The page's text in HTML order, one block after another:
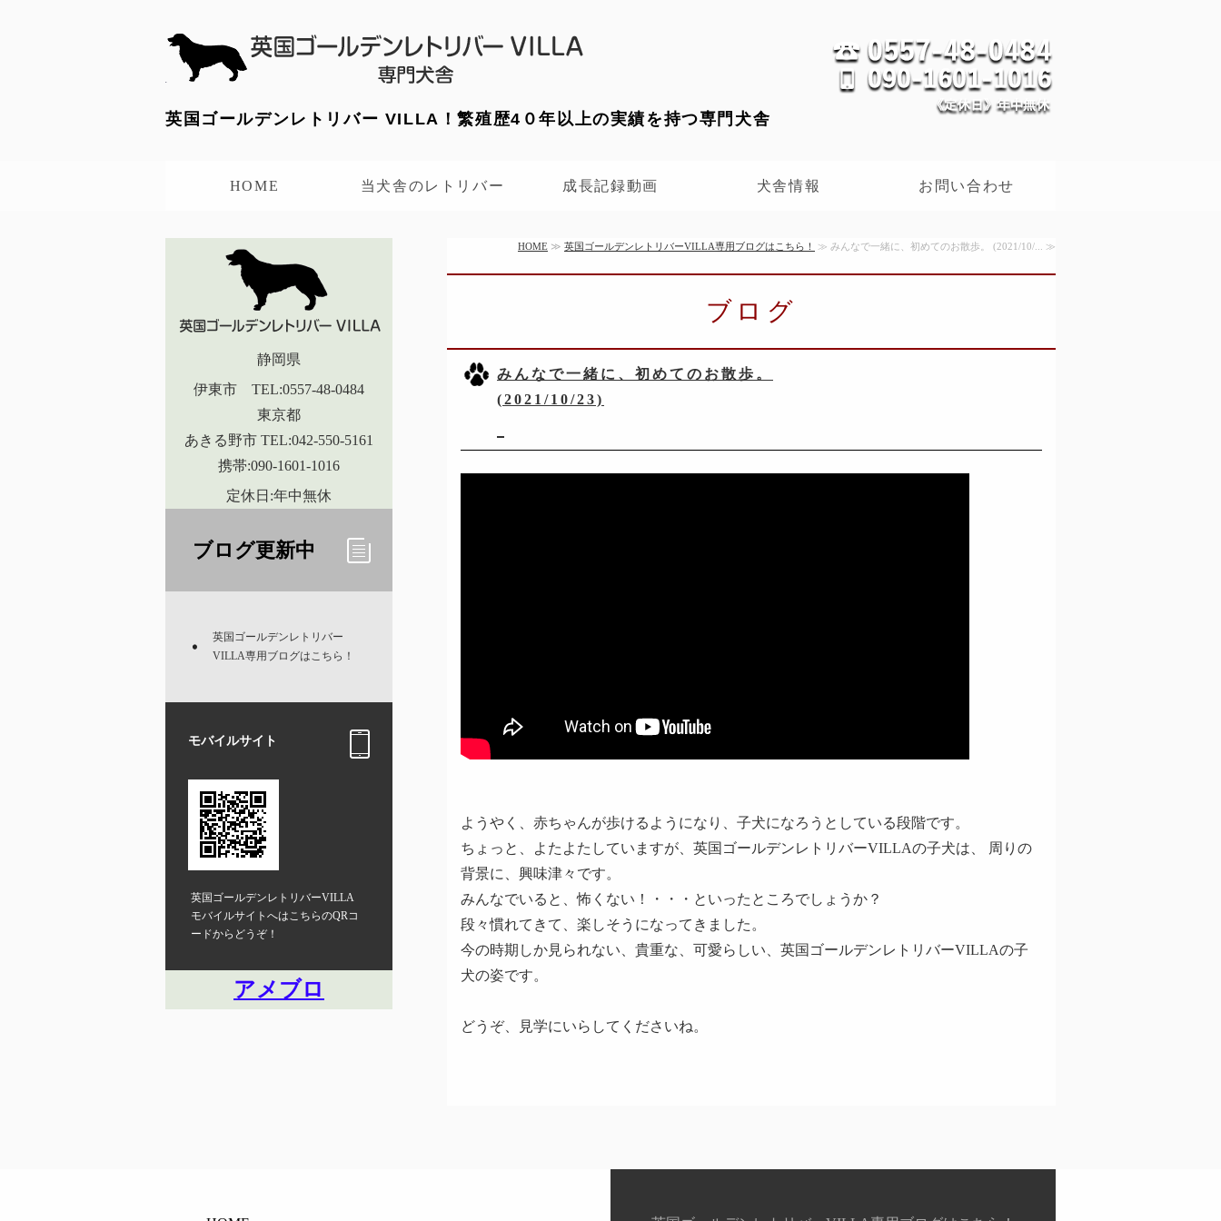
英国ゴールデンレトリバー VILLA！繁殖歴4０年以上の実績を持つ専門犬舎
HOME 当犬舎のレトリバー 成長記録動画 犬舎情報 お問い合わせ
HOME ≫ 英国ゴールデンレトリバーVILLA専用ブログはこちら！ ≫ みんなで一緒に、初めてのお散歩。 (2021/10/... ≫
ブログ
みんなで一緒に、初めてのお散歩。
(2021/10/23)
ようやく、赤ちゃんが歩けるようになり、子犬になろうとしている段階です。
ちょっと、よたよたしていますが、英国ゴールデンレトリバーVILLAの子犬は、 周りの
背景に、興味津々です。
みんなでいると、怖くない！・・・といったところでしょうか？
段々慣れてきて、楽しそうになってきました。
今の時期しか見られない、貴重な、可愛らしい、英国ゴールデンレトリバーVILLAの子
犬の姿です。
どうぞ、見学にいらしてくださいね。
静岡県
伊東市 TEL:0557-48-0484
東京都
あきる野市 TEL:042-550-5161
携帯:090-1601-1016
定休日:年中無休
ブログ更新中
英国ゴールデンレトリバー
VILLA専用ブログはこちら！
モバイルサイト
英国ゴールデンレトリバーVILLA
モバイルサイトへはこちらのQRコ
ードからどうぞ！
アメブロ